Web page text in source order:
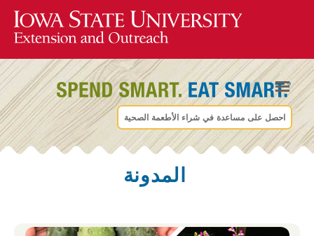
احصل على مساعدة في شراء الأطعمة الصحية
المدونة